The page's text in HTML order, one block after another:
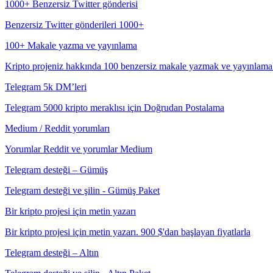
1000+ Benzersiz Twitter gönderisi
Benzersiz Twitter gönderileri 1000+
100+ Makale yazma ve yayınlama
Kripto projeniz hakkında 100 benzersiz makale yazmak ve
Telegram 5k DM’leri
Telegram 5000 kripto meraklısı için Doğrudan Postalama
Medium / Reddit yorumları
Yorumlar Reddit ve yorumlar Medium
Telegram desteği – Gümüş
Telegram desteği ve şilin - Gümüş Paket
Bir kripto projesi için metin yazarı
Bir kripto projesi için metin yazarı. 900 $'dan başlayan fiyatlarla
Telegram desteği – Altın